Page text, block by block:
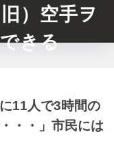
）空手ヲ
きる
11人で3時間の
・・」市民には